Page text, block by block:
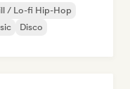
/ Lo-fi Hip-Hop
Disco